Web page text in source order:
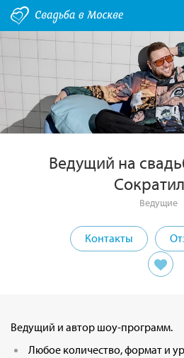
Ведущий на
Ведущие
Контакты
Ведущий и автор шоу-программ.
Любое количество, формат и